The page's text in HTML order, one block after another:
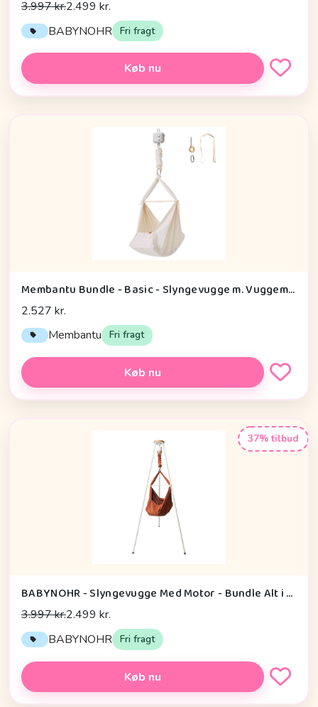
3.997 kr.2.499 kr.
BABYNOHR Fri fragt
Køb nu
Membantu Bundle - Basic - Slyngevugge m. Vuggemotor og Loftophæng - Natur
2.527 kr.
Membantu Fri fragt
Køb nu
37% tilbud
BABYNOHR - Slyngevugge Med Motor - Bundle Alt i En Pakke - Terracotta - Babynohr.dk
3.997 kr.2.499 kr.
BABYNOHR Fri fragt
Køb nu